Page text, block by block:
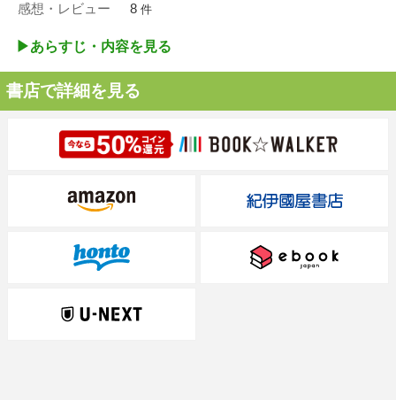
感想・レビュー 8 件
▶︎あらすじ・内容を見る
書店で詳細を見る